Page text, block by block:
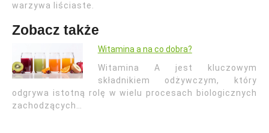
warzywa liściaste.
Zobacz także
Witamina a na co dobra?
Witamina A jest kluczowym
składnikiem odżywczym, który
odgrywa istotną rolę w wielu procesach biologicznych
zachodzących…